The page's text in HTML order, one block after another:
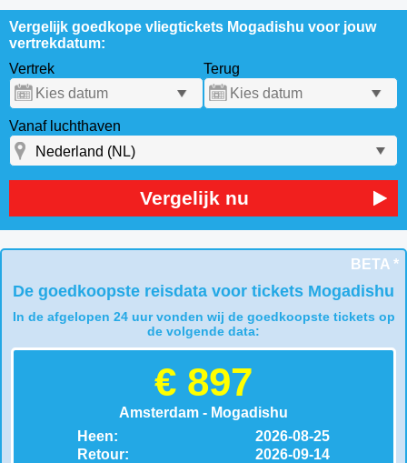
Vergelijk goedkope vliegtickets Mogadishu voor jouw
vertrekdatum:
Vertrek
Terug
Vanaf luchthaven
Vergelijk nu
BETA *
De goedkoopste reisdata voor tickets Mogadishu
In de afgelopen 24 uur vonden wij de goedkoopste tickets op
de volgende data:
€ 897
Amsterdam - Mogadishu
Heen:
Retour:
2026-08-25
2026-09-14